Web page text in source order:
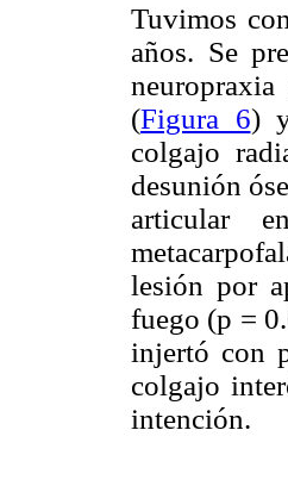
Tuvimos
años. Se
neuropraxia
(Figura 6)
colgajo
desunión
articular
lesión por
fuego (p =
injertó con
colgajo
intención.